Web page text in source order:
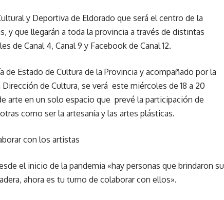
y Deportiva de Eldorado que será el centro de la
y que llegarán a toda la provincia a través de distintas
de Canal 4, Canal 9 y Facebook de Canal 12.
de Estado de Cultura de la Provincia y acompañado por la
de Cultura, se verá este miércoles de 18 a 20
arte en un solo espacio que prevé la participación de
como ser la artesanía y las artes plásticas.
con los artistas
el inicio de la pandemia «hay personas que brindaron su
ahora es tu turno de colaborar con ellos».